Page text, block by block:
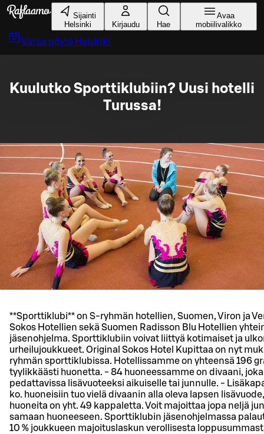
Siirry pääsisältöön
Sijainti
Helsinki
Kirjaudu Hae
Avaa
mobiilivalikko
Varaa pöytä Helsinki
Kuulutko Sporttiklubiin? Uusi hotelli
Turussa!
**Sporttiklubi** on S-ryhmän hotellien, Suomen, Viron ja
Sokos Hotellien sekä Suomen Radisson Blu Hotellien
jäsenohjelma. Sporttiklubiin voivat liittyä kotimaiset ja
urheilujoukkueet. Original Sokos Hotel Kupittaa on nyt
ryhmän sporttiklubissa. Hotellissamme on yhteensä 196
tyylikkäästi huonetta. - 84 huoneessamme on divaani, joka
pedattavissa lisävuoteeksi aikuiselle tai junnulle. -
ko. huoneisiin tuo vielä divaanin alla oleva lapsen
huoneita on yht. 49 kappaletta. Voit majoittaa jopa neljä
samaan huoneeseen. Sporttiklubin jäsenohjelmassa
10 % joukkueen majoituslaskun verollisesta